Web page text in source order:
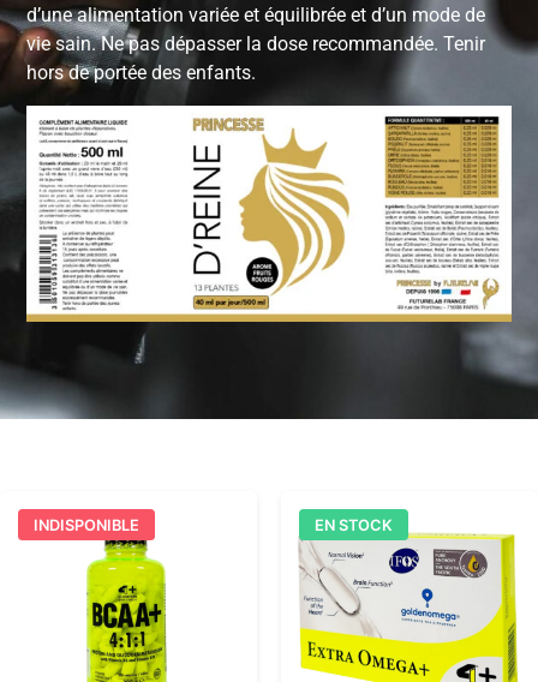
d’une alimentation variée et équilibrée et d’un mode de
vie sain. Ne pas dépasser la dose recommandée. Tenir
hors de portée des enfants.
INDISPONIBLE EN STOCK